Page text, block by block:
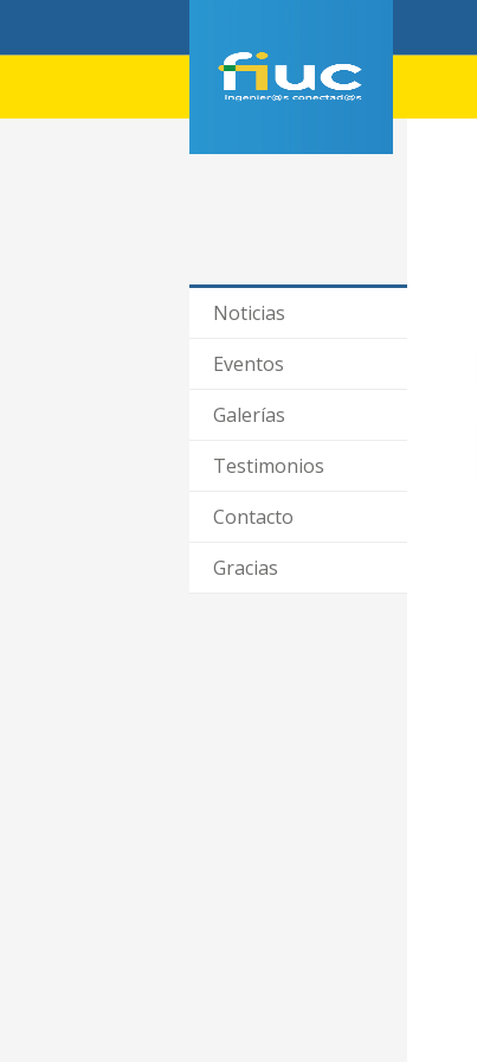
Noticias
Eventos
Galerías
Testimonios
Contacto
Gracias